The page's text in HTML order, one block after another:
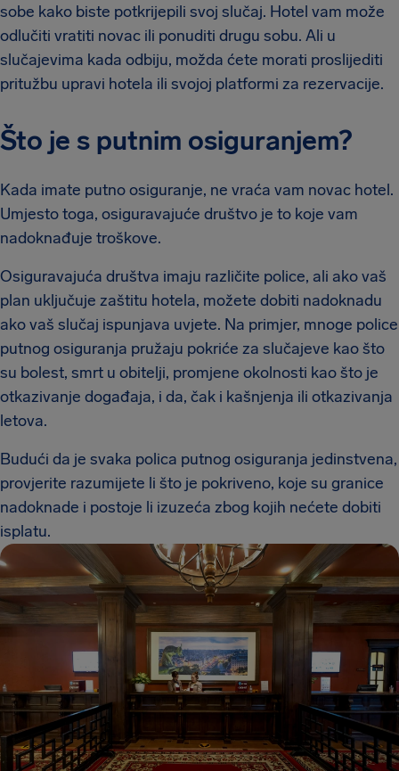
sobe kako biste potkrijepili svoj slučaj. Hotel vam može
odlučiti vratiti novac ili ponuditi drugu sobu. Ali u
slučajevima kada odbiju, možda ćete morati proslijediti
pritužbu upravi hotela ili svojoj platformi za rezervacije.
Što je s putnim osiguranjem?
Kada imate putno osiguranje, ne vraća vam novac hotel.
Umjesto toga, osiguravajuće društvo je to koje vam
nadoknađuje troškove.
Osiguravajuća društva imaju različite police, ali ako vaš
plan uključuje zaštitu hotela, možete dobiti nadoknadu
ako vaš slučaj ispunjava uvjete. Na primjer, mnoge police
putnog osiguranja pružaju pokriće za slučajeve kao što
su bolest, smrt u obitelji, promjene okolnosti kao što je
otkazivanje događaja, i da, čak i kašnjenja ili otkazivanja
letova.
Budući da je svaka polica putnog osiguranja jedinstvena,
provjerite razumijete li što je pokriveno, koje su granice
nadoknade i postoje li izuzeća zbog kojih nećete dobiti
isplatu.